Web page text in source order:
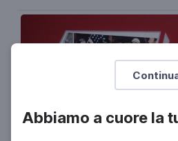
Abbiamo a cuore la